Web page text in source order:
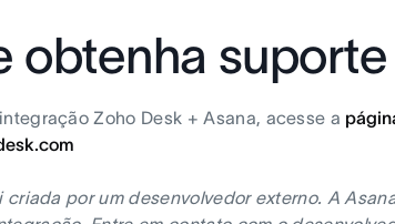
obtenha suporte
Zoho Desk + Asana, acesse a
por um desenvolvedor externo. A